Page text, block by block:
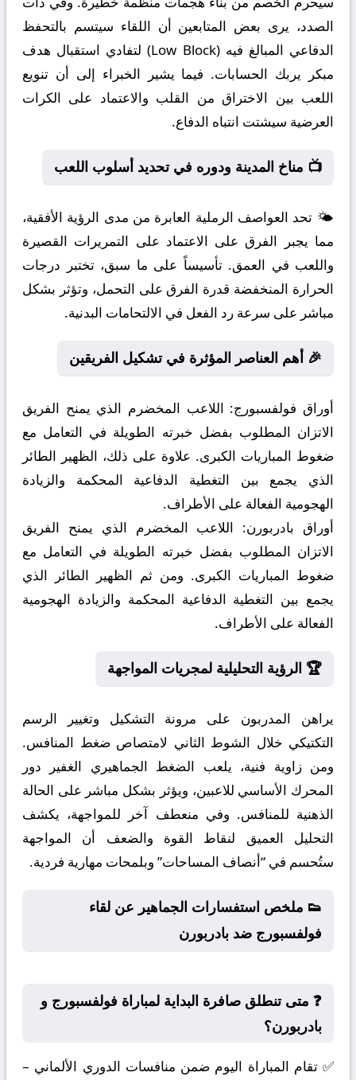
الصدد، يرى بعض المتابعين أن اللقاء سيتسم بالتحفظ
الدفاعي المبالغ فيه (Low Block) لتفادي استقبال هدف
مبكر يربك الحسابات. فيما يشير الخبراء إلى أن تنويع
اللعب بين الاختراق من القلب والاعتماد على الكرات
العرضية سيشتت انتباه الدفاع.
📺 مناخ المدينة ودوره في تحديد أسلوب اللعب
🌤️ تحد العواصف الرملية العابرة من مدى الرؤية الأفقية،
مما يجبر الفرق على الاعتماد على التمريرات القصيرة
واللعب في العمق. تأسيساً على ما سبق، تختبر درجات
الحرارة المنخفضة قدرة الفرق على التحمل، وتؤثر بشكل
مباشر على سرعة رد الفعل في الالتحامات البدنية.
🎉 أهم العناصر المؤثرة في تشكيل الفريقين
أوراق فولفسبورج: اللاعب المخضرم الذي يمنح الفريق
الاتزان المطلوب بفضل خبرته الطويلة في التعامل مع
ضغوط المباريات الكبرى. علاوة على ذلك، الظهير الطائر
الذي يجمع بين التغطية الدفاعية المحكمة والزيادة
الهجومية الفعالة على الأطراف.
أوراق بادربورن: اللاعب المخضرم الذي يمنح الفريق
الاتزان المطلوب بفضل خبرته الطويلة في التعامل مع
ضغوط المباريات الكبرى. ومن ثم الظهير الطائر الذي
يجمع بين التغطية الدفاعية المحكمة والزيادة الهجومية
الفعالة على الأطراف.
🏆 الرؤية التحليلية لمجريات المواجهة
يراهن المدربون على مرونة التشكيل وتغيير الرسم
التكتيكي خلال الشوط الثاني لامتصاص ضغط المنافس.
ومن زاوية فنية، يلعب الضغط الجماهيري الغفير دور
المحرك الأساسي للاعبين، ويؤثر بشكل مباشر على الحالة
الذهنية للمنافس. وفي منعطف آخر للمواجهة، يكشف
التحليل العميق لنقاط القوة والضعف أن المواجهة
ستُحسم في “أنصاف المساحات” وبلمحات مهارية فردية.
👟 ملخص استفسارات الجماهير عن لقاء
فولفسبورج ضد بادربورن
❓ متى تنطلق صافرة البداية لمباراة فولفسبورج و
بادربورن؟
✅ تقام المباراة اليوم ضمن منافسات الدوري الألماني –